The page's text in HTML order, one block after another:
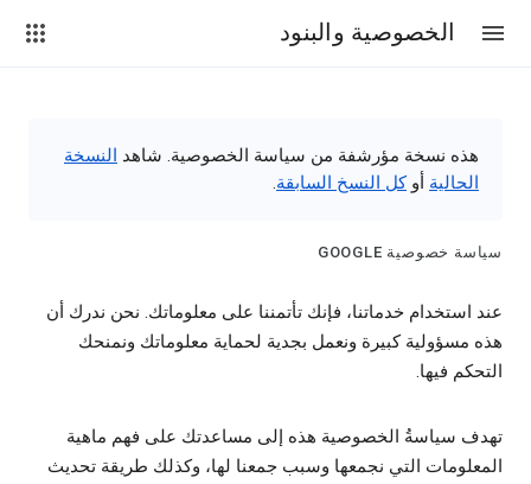
الخصوصية والبنود
هذه نسخة مؤرشفة من سياسة الخصوصية. شاهد النسخة
الحالية أوكل النسخ السابقة.
سياسة خصوصية GOOGLE‏
عند استخدام خدماتنا، فإنك تأتمننا على معلوماتك. نحن ندرك أن
هذه مسؤولية كبيرة ونعمل بجدية لحماية معلوماتك ونمنحك
التحكم فيها.
تهدف سياسةُ الخصوصية هذه إلى مساعدتك على فهم ماهية
المعلومات التي نجمعها وسبب جمعنا لها، وكذلك طريقة تحديث